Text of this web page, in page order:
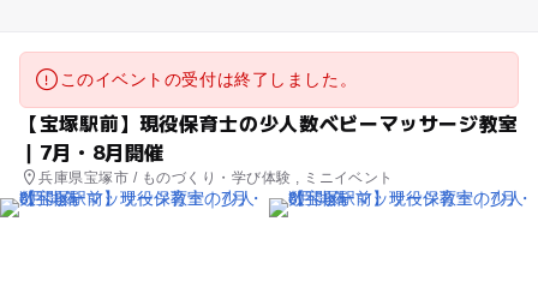
このイベントの受付は終了しました。
【宝塚駅前】現役保育士の少人数ベビーマッサージ教室
｜7月・8月開催
兵庫県宝塚市 / ものづくり・学び体験 , ミニイベント